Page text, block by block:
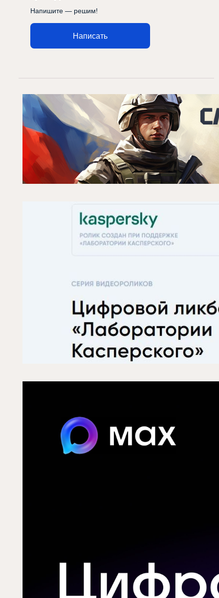
Напишите — решим!
Написать